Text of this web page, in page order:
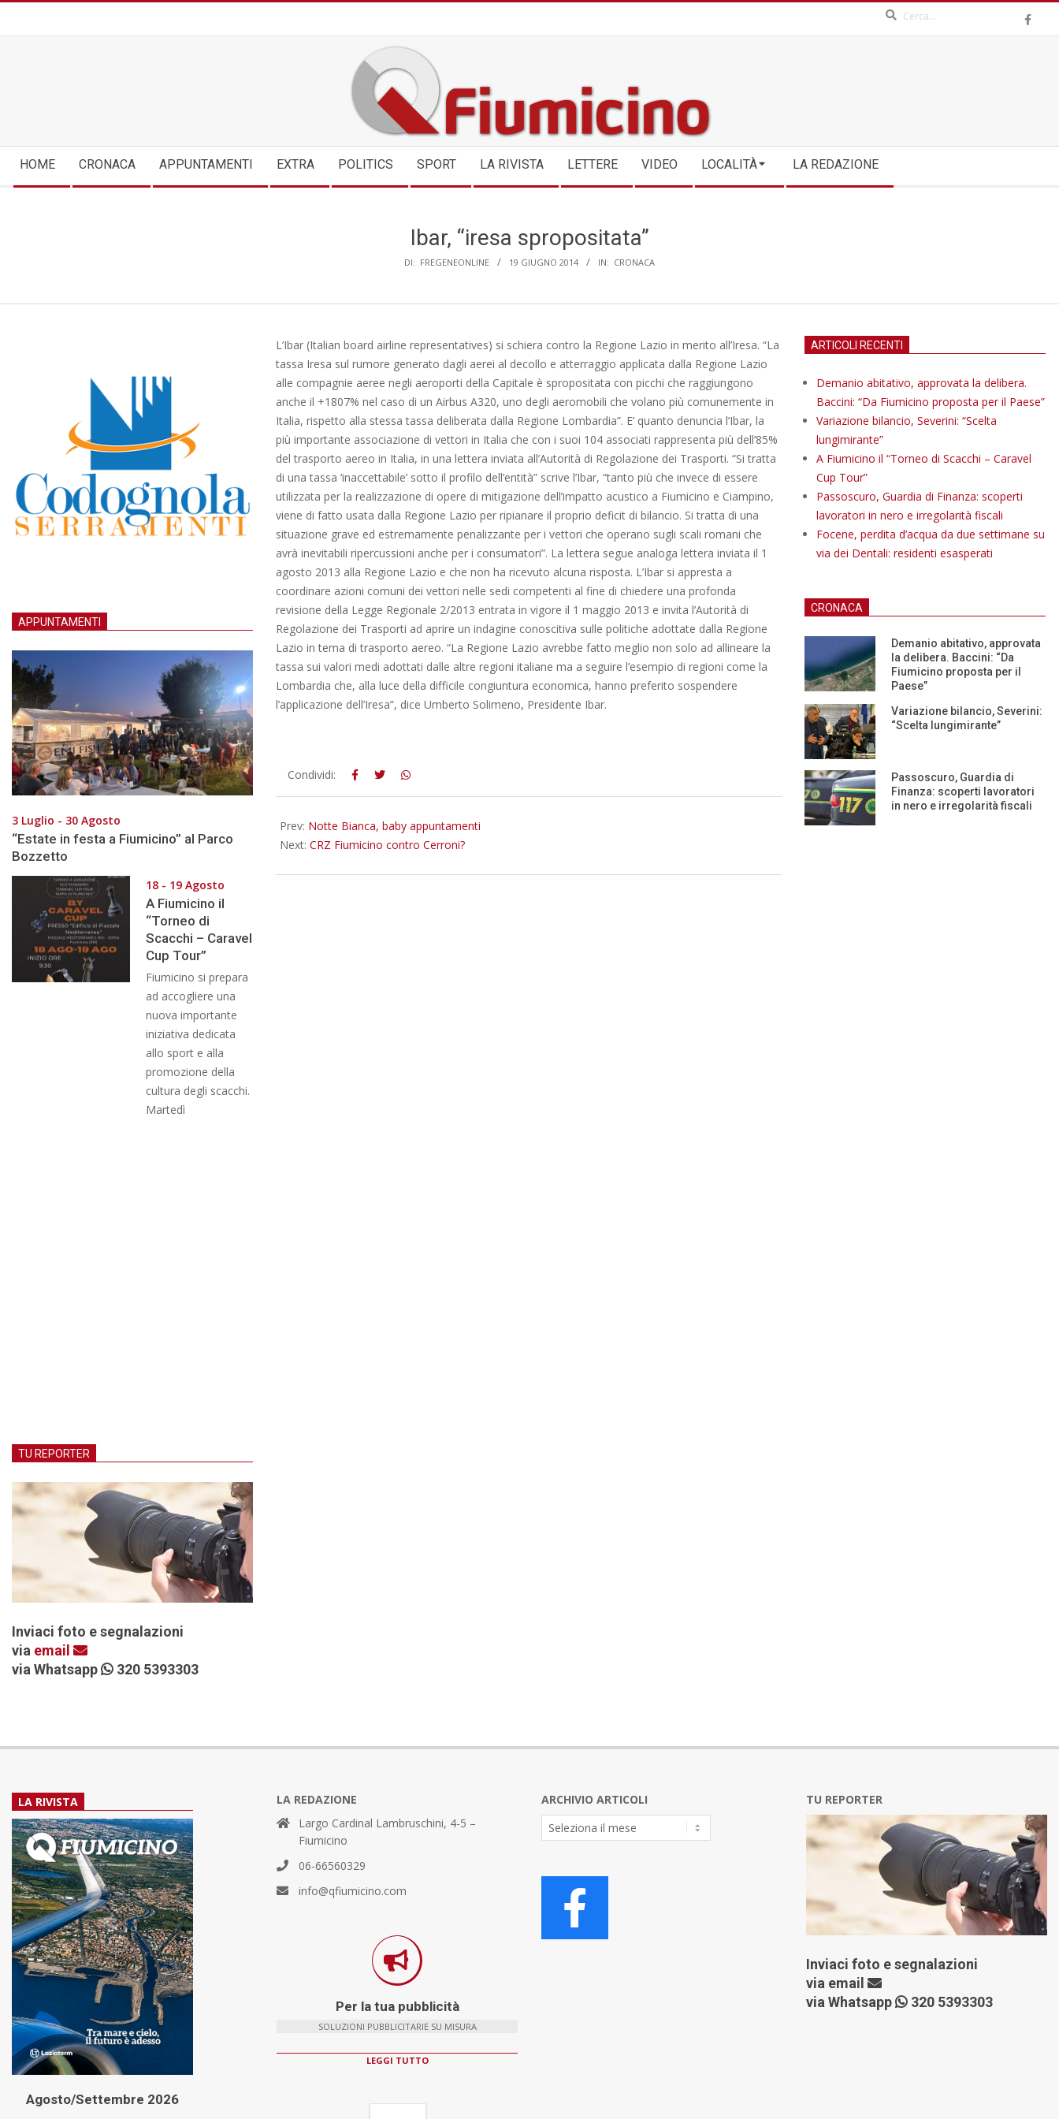
QFIUMICINO.COM
Navigation
Menu
HOME CRONACA APPUNTAMENTI EXTRA POLITICS SPORT LA RIVISTA LETTERE VIDEO LOCALITÀ LA REDAZIONE
Ibar, “iresa spropositata”
DI: FREGENEONLINE 19 GIUGNO 2014 IN: CRONACA
L’Ibar (Italian board airline representatives) si schiera contro la Regione Lazio in merito all’Iresa. “La
tassa Iresa sul rumore generato dagli aerei al decollo e atterraggio applicata dalla Regione Lazio
alle compagnie aeree negli aeroporti della Capitale è spropositata con picchi che raggiungono
anche il +1807% nel caso di un Airbus A320, uno degli aeromobili che volano più comunemente in
Italia, rispetto alla stessa tassa deliberata dalla Regione Lombardia”. E’ quanto denuncia l’Ibar, la
più importante associazione di vettori in Italia che con i suoi 104 associati rappresenta più dell’85%
del trasporto aereo in Italia, in una lettera inviata all’Autorità di Regolazione dei Trasporti. “Si tratta
di una tassa ‘inaccettabile’ sotto il profilo dell’entità” scrive l’Ibar, “tanto più che invece di essere
utilizzata per la realizzazione di opere di mitigazione dell’impatto acustico a Fiumicino e Ciampino,
viene di fatto usata dalla Regione Lazio per ripianare il proprio deficit di bilancio. Si tratta di una
situazione grave ed estremamente penalizzante per i vettori che operano sugli scali romani che
avrà inevitabili ripercussioni anche per i consumatori”. La lettera segue analoga lettera inviata il 1
agosto 2013 alla Regione Lazio e che non ha ricevuto alcuna risposta. L’Ibar si appresta a
coordinare azioni comuni dei vettori nelle sedi competenti al fine di chiedere una profonda
revisione della Legge Regionale 2/2013 entrata in vigore il 1 maggio 2013 e invita l’Autorità di
Regolazione dei Trasporti ad aprire un indagine conoscitiva sulle politiche adottate dalla Regione
Lazio in tema di trasporto aereo. “La Regione Lazio avrebbe fatto meglio non solo ad allineare la
tassa sui valori medi adottati dalle altre regioni italiane ma a seguire l’esempio di regioni come la
Lombardia che, alla luce della difficile congiuntura economica, hanno preferito sospendere
l’applicazione dell’Iresa”, dice Umberto Solimeno, Presidente Ibar.
2014-
06-
Condividi:
Prev: Notte Bianca, baby appuntamenti
Next: CRZ Fiumicino contro Cerroni?
APPUNTAMENTI
3 Luglio - 30 Agosto
“Estate in festa a Fiumicino” al Parco
Bozzetto
18 - 19 Agosto
A Fiumicino il
“Torneo di
Scacchi – Caravel
Cup Tour”
Fiumicino si prepara
ad accogliere una
nuova importante
iniziativa dedicata
allo sport e alla
promozione della
cultura degli scacchi.
Martedì
TU REPORTER
Inviaci foto e segnalazioni
via email
via Whatsapp
320 5393303
ARTICOLI RECENTI
Demanio abitativo, approvata la delibera.
Baccini: “Da Fiumicino proposta per il Paese”
Variazione bilancio, Severini: “Scelta
lungimirante”
A Fiumicino il “Torneo di Scacchi – Caravel
Cup Tour”
Passoscuro, Guardia di Finanza: scoperti
lavoratori in nero e irregolarità fiscali
Focene, perdita d’acqua da due settimane su
via dei Dentali: residenti esasperati
CRONACA
Demanio abitativo, approvata
la delibera. Baccini: “Da
Fiumicino proposta per il
Paese”
Variazione bilancio, Severini:
“Scelta lungimirante”
Passoscuro, Guardia di
Finanza: scoperti lavoratori
in nero e irregolarità fiscali
LA RIVISTA
Agosto/Settembre 2026
LA REDAZIONE
Largo Cardinal Lambruschini, 4-5 –
Fiumicino
06-66560329
info@qfiumicino.com
Per la tua pubblicità
SOLUZIONI PUBBLICITARIE SU MISURA
LEGGI TUTTO
ARCHIVIO ARTICOLI
Archivio
Articoli
TU REPORTER
Inviaci foto e segnalazioni
via email
via Whatsapp
320 5393303